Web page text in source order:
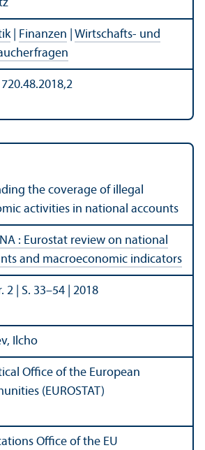
| Finanzen
Wirtschafts- und
the coverage of illegal
activities in national accounts
: Eurostat review on national
and macroeconomic indicators
2 | S. 33–54 | 2018
Ilcho
Office of the European
(EUROSTAT)
Office of the EU